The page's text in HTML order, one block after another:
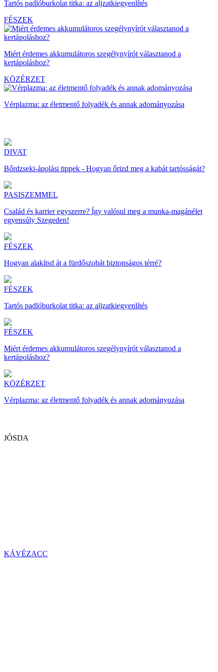
Tartós padlóburkolat titka: az aljzatkiegyenlítés
FÉSZEK
Miért érdemes akkumulátoros szegélynyírót választanod a
kertápoláshoz?
KÖZÉRZET
Vérplazma: az életmentő folyadék és annak adományozása
DIVAT
Bőrdzseki-ápolási tippek - Hogyan őrizd meg a kabát tartósságát?
PASISZEMMEL
Család és karrier egyszerre? Így valósul meg a munka-magánélet
egyensúly Szegeden!
FÉSZEK
Hogyan alakítsd át a fürdőszobát biztonságos térré?
FÉSZEK
Tartós padlóburkolat titka: az aljzatkiegyenlítés
FÉSZEK
Miért érdemes akkumulátoros szegélynyírót választanod a
kertápoláshoz?
KÖZÉRZET
Vérplazma: az életmentő folyadék és annak adományozása
JÓSDA
KÁVÉZACC